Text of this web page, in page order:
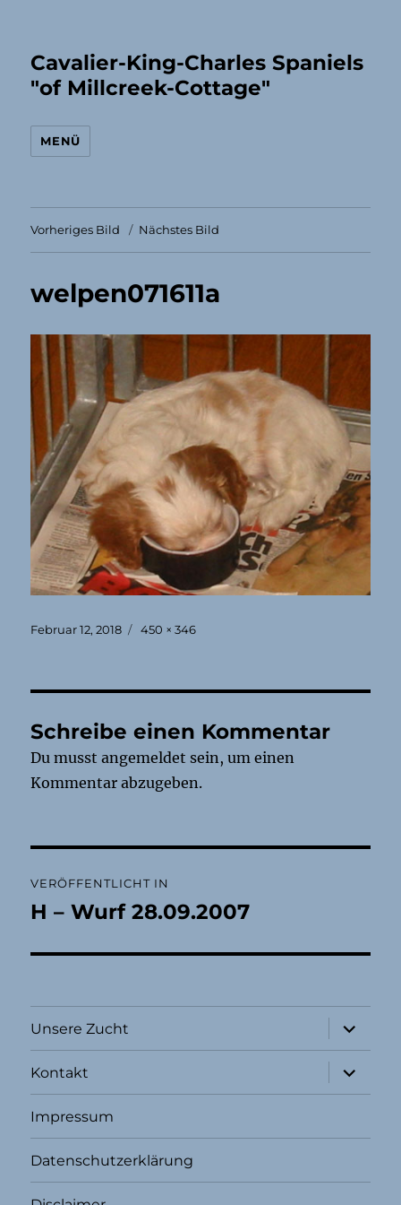
Cavalier-King-Charles Spaniels
"of Millcreek-Cottage"
MENÜ
Vorheriges Bild Nächstes Bild
welpen071611a
Veröffentlicht
Februar 12, 2018 Originalgröße
450 × 346
Schreibe einen Kommentar
Du musstangemeldet sein, um einen
Kommentar abzugeben.
VERÖFFENTLICHT IN
H – Wurf 28.09.2007
Unsere Zucht
öffnen
Kontakt
öffnen
Impressum
Datenschutzerklärung